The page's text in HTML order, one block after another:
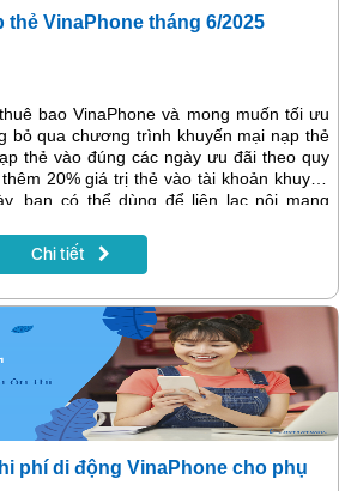
thẻ VinaPhone tháng 6/2025
bao VinaPhone và mong muốn tối ưu
bỏ qua chương trình khuyến mại nạp thẻ
thẻ vào đúng các ngày ưu đãi theo quy
20% giá trị thẻ vào tài khoản khuyến
bạn có thể dùng để liên lạc nội mạng
trong tháng 6 qua bài viết dưới đây.
Chi tiết
phí di động VinaPhone cho phụ